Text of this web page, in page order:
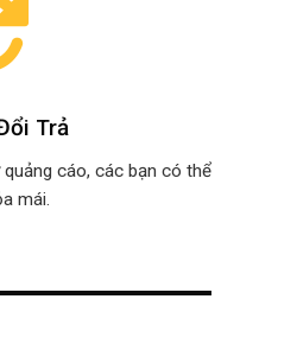
Trả
cáo, các bạn có thể
mái.